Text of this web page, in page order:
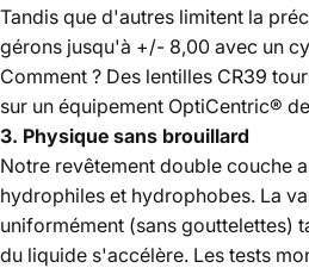
Tandis que d'autres limitent la
gérons jusqu'à +/- 8,00 avec un
Comment ? Des lentilles CR39
sur un équipement OptiCentric®
3. Physique sans brouillard
Notre revêtement double couche
hydrophiles et hydrophobes. La
uniformément (sans gouttelettes)
du liquide s'accélère. Les tests